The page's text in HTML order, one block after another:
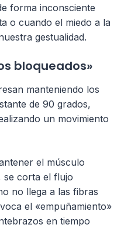
forma inconsciente
o cuando el miedo a la
gestualidad.
bloqueados»
manteniendo los
de 90 grados,
un movimiento
el músculo
se corta el flujo
no llega a las fibras
el «empuñamiento»
en tiempo